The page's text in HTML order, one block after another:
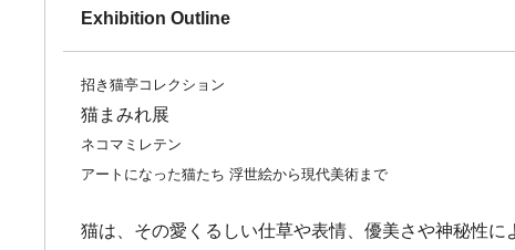
Exhibition Outline
招き猫亭コレクション
猫まみれ展
ネコマミレテン
アートになった猫たち 浮世絵から現代美術まで
猫は、その愛くるしい仕草や表情、優美さや神秘性